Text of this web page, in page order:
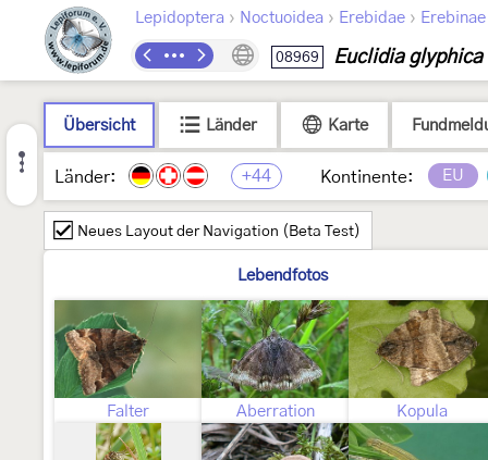
Lepidoptera › Noctuoidea › Erebidae › Erebinae
08969 Euclidia glyphica
Übersicht Länder Karte
Länder: +44 Kontinente: EU
Neues Layout der Navigation (Beta Test)
Lebendfotos
Falter Aberration Kopula